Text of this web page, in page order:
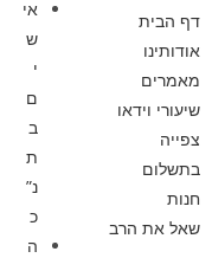
דף הבית
אודותינו
מאמרים
שיעורי וידאו
צפייה
בתשלום
חנות
שאל את הרב
אי
ש
י
ם
ב
ת
נ”
כ
ה